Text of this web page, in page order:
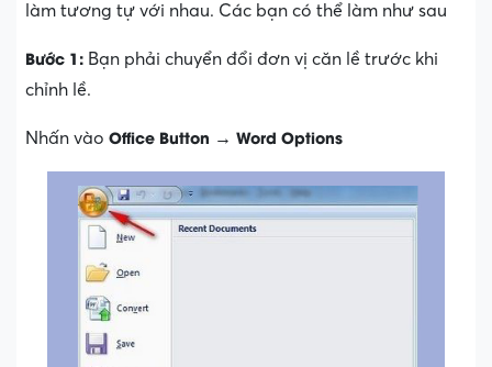
làm tương tự với nhau. Các bạn có thể làm như sau
Bước 1: Bạn phải chuyển đổi đơn vị căn lề trước khi
chỉnh lề.
Nhấn vào Office Button → Word Options